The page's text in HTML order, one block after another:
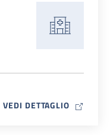
VEDI DETTAGLIO MAP ICON